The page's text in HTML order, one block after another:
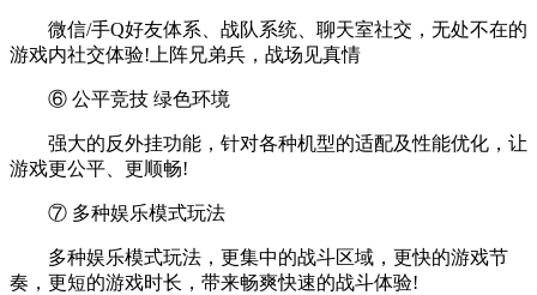
微信/手Q好友体系、战队系统、聊天室社交，无处不在的
游戏内社交体验!上阵兄弟兵，战场见真情
⑥ 公平竞技 绿色环境
强大的反外挂功能，针对各种机型的适配及性能优化，让
游戏更公平、更顺畅!
⑦ 多种娱乐模式玩法
多种娱乐模式玩法，更集中的战斗区域，更快的游戏节
奏，更短的游戏时长，带来畅爽快速的战斗体验!